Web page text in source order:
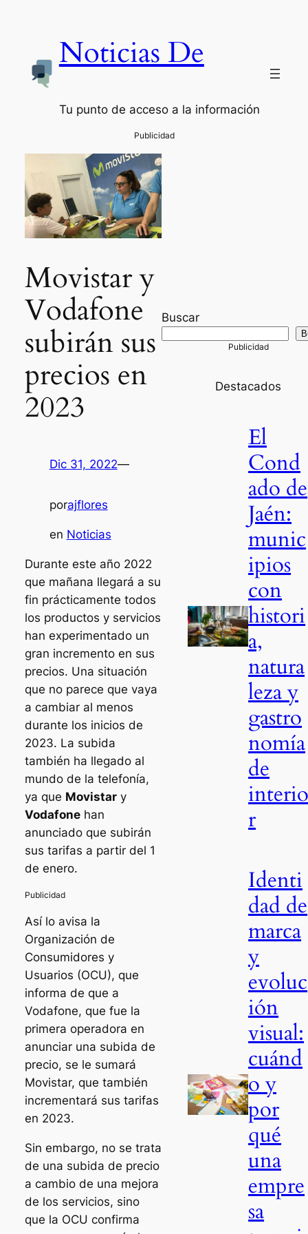
Noticias De
Tu punto de acceso a la información
Movistar y
Vodafone
subirán sus
precios en
2023
Dic 31, 2022—
porajflores
en Noticias
Durante este año 2022
que mañana llegará a su
fin prácticamente todos
los productos y servicios
han experimentado un
gran incremento en sus
precios. Una situación
que no parece que vaya
a cambiar al menos
durante los inicios de
2023. La subida
también ha llegado al
mundo de la telefonía,
ya que Movistary
Vodafonehan
anunciado que subirán
sus tarifas a partir del 1
de enero.
Así lo avisa la
Organización de
Consumidores y
Usuarios (OCU), que
informa de que a
Vodafone, que fue la
primera operadora en
anunciar una subida de
precio, se le sumará
Movistar, que también
incrementará sus tarifas
en 2023.
Sin embargo, no se trata
de una subida de precio
a cambio de una mejora
de los servicios, sino
que la OCU confirma
Buscar
Destacados
El
Cond
ado de
Jaén:
munic
ipios
con
histori
a,
natura
leza y
gastro
nomía
de
r
Identi
dad de
marca
y
evoluc
ión
visual:
cuánd
o y
por
qué
una
empre
sa